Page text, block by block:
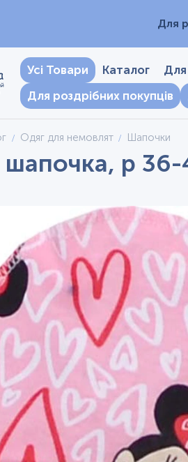
Для
Усі Товари Каталог Для
Для роздрібних покупців
Одяг для немовлят Шапочки
р 36-